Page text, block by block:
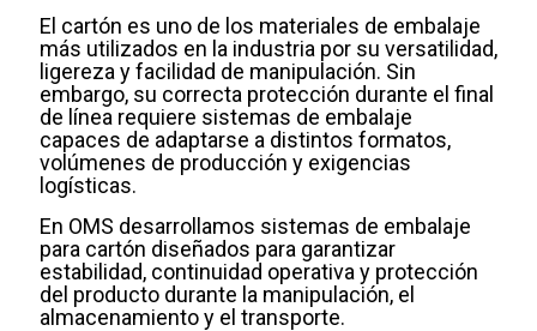
El cartón es uno de los materiales de embalaje
más utilizados en la industria por su versatilidad,
ligereza y facilidad de manipulación. Sin
embargo, su correcta protección durante el final
de línea requiere sistemas de embalaje
capaces de adaptarse a distintos formatos,
volúmenes de producción y exigencias
logísticas.
En OMS desarrollamos sistemas de embalaje
para cartón diseñados para garantizar
estabilidad, continuidad operativa y protección
del producto durante la manipulación, el
almacenamiento y el transporte.